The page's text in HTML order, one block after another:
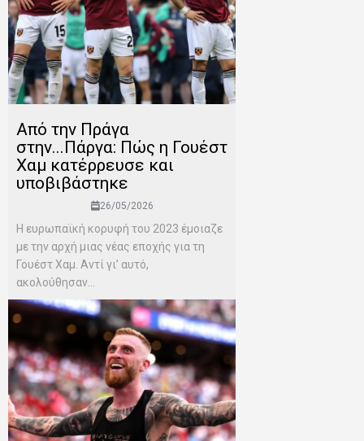
Από την Πράγα
στην...Πάργα: Πώς η Γουέστ
Χαμ κατέρρευσε και
υποβιβάστηκε
26/05/2026
Η ευρωπαϊκή κορυφή του 2023 έμοιαζε
με την αρχή μιας νέας εποχής για τη
Γουέστ Χαμ. Αντί γι’ αυτό,
ακολούθησαν...